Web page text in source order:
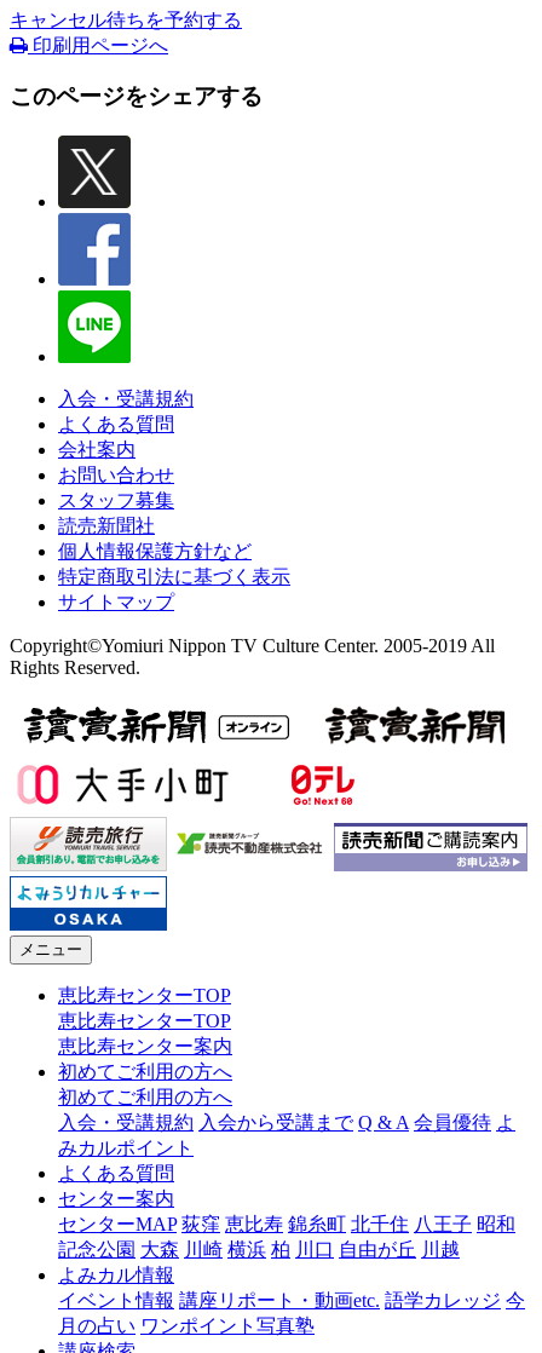
キャンセル待ちを予約する
印刷用ページへ
このページをシェアする
入会・受講規約
よくある質問
会社案内
お問い合わせ
スタッフ募集
読売新聞社
個人情報保護方針など
特定商取引法に基づく表示
サイトマップ
Copyright©Yomiuri Nippon TV Culture Center. 2005-2019 All
Rights Reserved.
メニュー
恵比寿センターTOP
恵比寿センターTOP
恵比寿センター案内
初めてご利用の方へ
初めてご利用の方へ
入会・受講規約 入会から受講まで Q & A 会員優待 よ
みカルポイント
よくある質問
センター案内
センターMAP 荻窪 恵比寿 錦糸町 北千住 八王子 昭和
記念公園 大森 川崎 横浜 柏 川口 自由が丘 川越
よみカル情報
イベント情報 講座リポート・動画etc. 語学カレッジ 今
月の占い ワンポイント写真塾